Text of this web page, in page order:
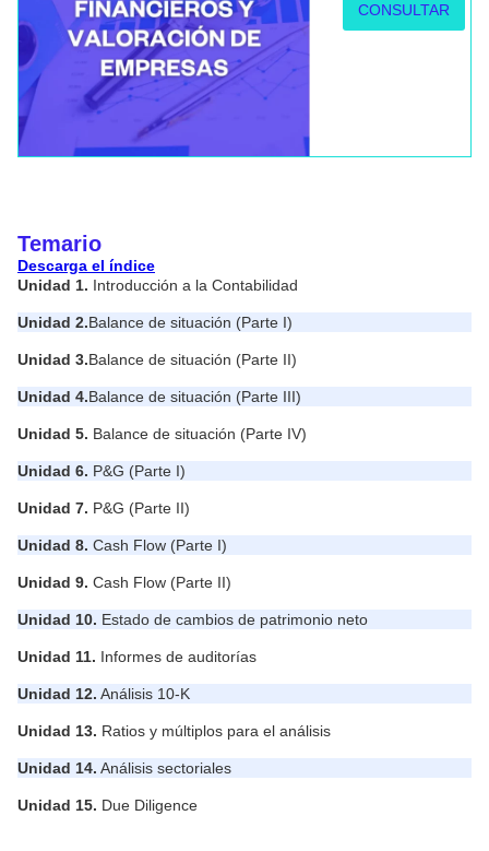
CONSULTAR
Temario
Descarga el índice
Unidad 1. Introducción a la Contabilidad
Unidad 2.Balance de situación (Parte I)
Unidad 3.Balance de situación (Parte II)
Unidad 4.Balance de situación (Parte III)
Unidad 5. Balance de situación (Parte IV)
Unidad 6. P&G (Parte I)
Unidad 7. P&G (Parte II)
Unidad 8. Cash Flow (Parte I)
Unidad 9. Cash Flow (Parte II)
Unidad 10. Estado de cambios de patrimonio neto
Unidad 11. Informes de auditorías
Unidad 12. Análisis 10-K
Unidad 13. Ratios y múltiplos para el análisis
Unidad 14. Análisis sectoriales
Unidad 15. Due Diligence